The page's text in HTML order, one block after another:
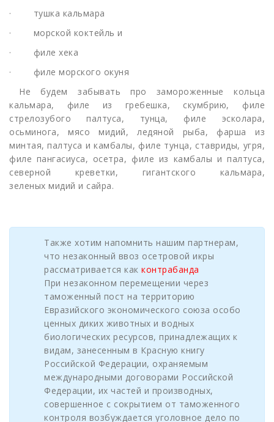
· тушка кальмара
· морской коктейль и
· филе хека
· филе морского окуня
Не будем забывать про замороженные кольца
кальмара, филе из гребешка, скумбрию, филе
стрелозубого палтуса, тунца, филе эсколара,
осьминога, мясо мидий, ледяной рыба, фарша из
минтая, палтуса и камбалы, филе тунца, ставриды, угря,
филе пангасиуса, осетра, филе из камбалы и палтуса,
северной креветки, гигантского кальмара,
зеленых мидий и сайра.
Также хотим напомнить нашим партнерам,
что незаконный ввоз осетровой икры
рассматривается как контрабанда
При незаконном перемещении через
таможенный пост на территорию
Евразийского экономического союза особо
ценных диких животных и водных
биологических ресурсов, принадлежащих к
видам, занесенным в Красную книгу
Российской Федерации, охраняемым
международными договорами Российской
Федерации, их частей и производных,
совершенное с сокрытием от таможенного
контроля возбуждается уголовное дело по